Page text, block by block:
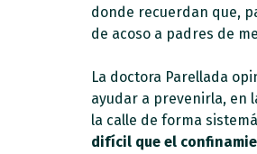
donde recuerdan que,
de acoso a padres de
La doctora Parellada
ayudar a prevenirla, en
la calle de forma
difícil que el